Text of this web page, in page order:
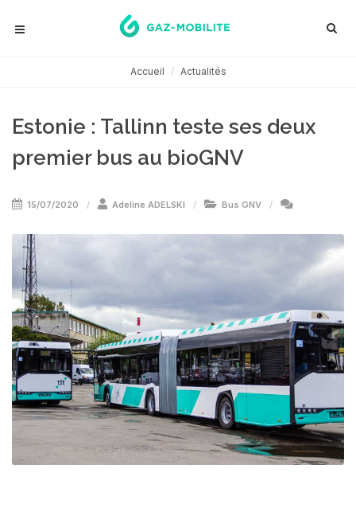
Accueil Actualités
Estonie : Tallinn teste ses deux
premier bus au bioGNV
15/07/2020 Adeline ADELSKI Bus GNV